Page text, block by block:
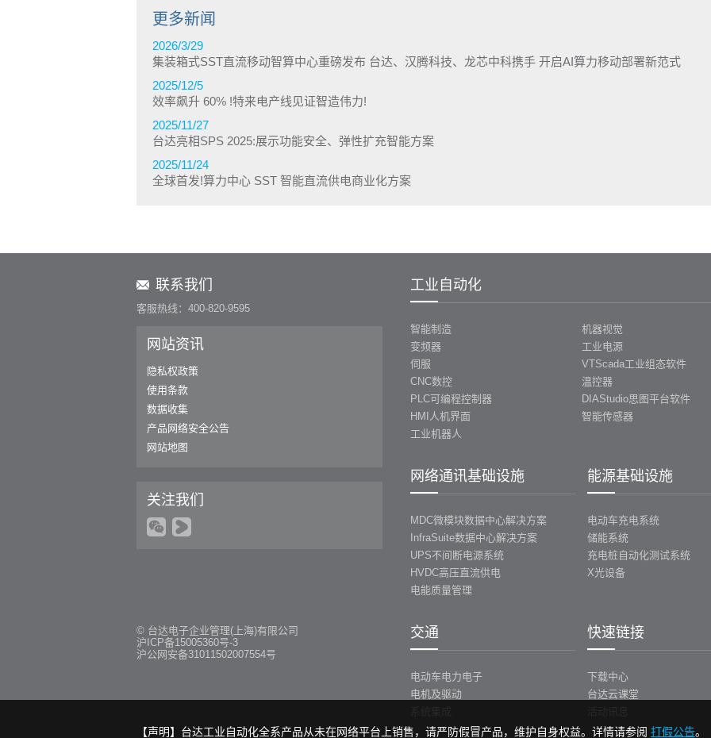
更多新闻
2026/3/29
集装箱式SST直流移动智算中心重磅发布 台达、汉腾科技、龙芯中科携手 开启AI算力移动部署新范式
2025/12/5
效率飙升 60% !特来电产线见证智造伟力!
2025/11/27
台达亮相SPS 2025:展示功能安全、弹性扩充智能方案
2025/11/24
全球首发!算力中心 SST 智能直流供电商业化方案
联系我们
客服热线：400-820-9595
网站资讯
隐私权政策
使用条款
数据收集
产品网络安全公告
网站地图
关注我们
© 台达电子企业管理(上海)有限公司
沪ICP备15005360号-3
沪公网安备31011502007554号
工业自动化
智能制造
变频器
伺服
CNC数控
PLC可编程控制器
HMI人机界面
工业机器人
机器视觉
工业电源
VTScada工业组态软件
温控器
DIAStudio思图平台软件
智能传感器
网络通讯基础设施
MDC微模块数据中心解决方案
InfraSuite数据中心解决方案
UPS不间断电源系统
HVDC高压直流供电
电能质量管理
能源基础设施
电动车充电系统
储能系统
充电桩自动化测试系统
X光设备
交通
电动车电力电子
电机及驱动
快速链接
下载中心
台达云课堂
【声明】台达工业自动化全系产品从未在网络平台上销售，请严防假冒产品，维护自身权益。详情请参阅 打假公告。